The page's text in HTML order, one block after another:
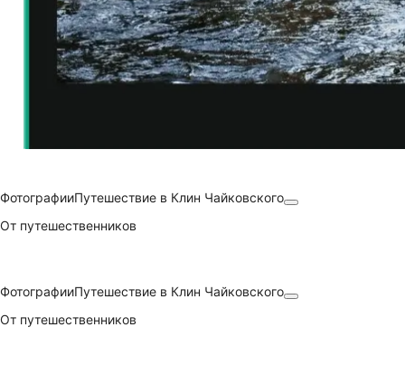
ФотографииПутешествие в Клин Чайковского
От путешественников
ФотографииПутешествие в Клин Чайковского
От путешественников